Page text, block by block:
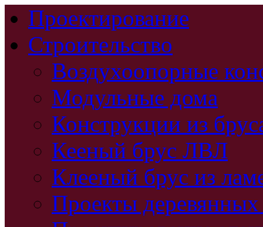
Проектирование
Строительство
Воздухоопорные
Модульные дома
Конструкции из
Кееный брус ЛВЛ
Клееный брус из
Проекты